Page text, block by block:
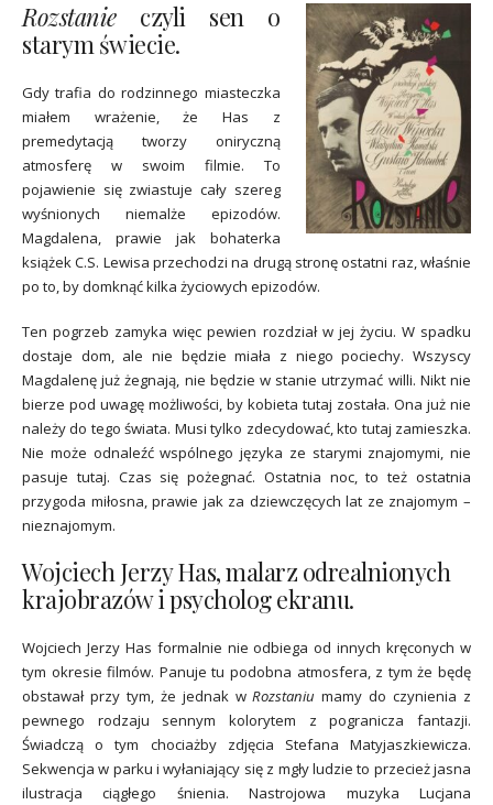
Rozstanieczyli sen o
starym świecie.
Gdy trafia do rodzinnego miasteczka
miałem wrażenie, że Has z
premedytacją tworzy oniryczną
atmosferę w swoim filmie. To
pojawienie się zwiastuje cały szereg
wyśnionych niemalże epizodów.
Magdalena, prawie jak bohaterka
książek C.S. Lewisa przechodzi na drugą stronę ostatni raz, właśnie
po to, by domknąć kilka życiowych epizodów.
Ten pogrzeb zamyka więc pewien rozdział w jej życiu. W spadku
dostaje dom, ale nie będzie miała z niego pociechy. Wszyscy
Magdalenę już żegnają, nie będzie w stanie utrzymać willi. Nikt nie
bierze pod uwagę możliwości, by kobieta tutaj została. Ona już nie
należy do tego świata. Musi tylko zdecydować, kto tutaj zamieszka.
Nie może odnaleźć wspólnego języka ze starymi znajomymi, nie
pasuje tutaj. Czas się pożegnać. Ostatnia noc, to też ostatnia
przygoda miłosna, prawie jak za dziewczęcych lat ze znajomym –
nieznajomym.
Wojciech Jerzy Has, malarz odrealnionych
krajobrazów i psycholog ekranu.
Wojciech Jerzy Has formalnie nie odbiega od innych kręconych w
tym okresie filmów. Panuje tu podobna atmosfera, z tym że będę
obstawał przy tym, że jednak wRozstaniumamy do czynienia z
pewnego rodzaju sennym kolorytem z pogranicza fantazji.
Świadczą o tym chociażby zdjęcia Stefana Matyjaszkiewicza.
Sekwencja w parku i wyłaniający się z mgły ludzie to przecież jasna
ilustracja ciągłego śnienia. Nastrojowa muzyka Lucjana